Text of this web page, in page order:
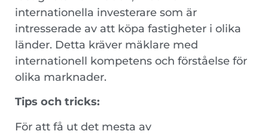
internationella investerare som är
intresserade av att köpa fastigheter i olika
länder. Detta kräver mäklare med
internationell kompetens och förståelse för
olika marknader.
Tips och tricks:
För att få ut det mesta av